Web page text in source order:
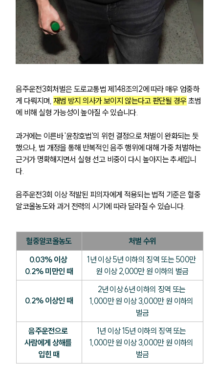
음주운전3회처벌은 도로교통법 제148조의2에 따라 매우 엄중하
게 다뤄지며, 재범 방지 의사가 보이지 않는다고 판단될 경우 초범
에 비해 실형 가능성이 높아질 수 있습니다.
과거에는 이른바 '윤창호법'의 위헌 결정으로 처벌이 완화되는 듯
했으나, 법 개정을 통해 반복적인 음주 행위에 대해 가중 처벌하는
근거가 명확해지면서 실형 선고 비중이 다시 높아지는 추세입니
다.
음주운전3회 이상 적발된 피의자에게 적용되는 법적 기준은 혈중
알코올농도와 과거 전력의 시기에 따라 달라질 수 있습니다.
혈중알코올농도
처벌 수위
0.03% 이상
0.2% 미만인 때
1년 이상 5년 이하의 징역 또는 500만
원 이상 2,000만 원 이하의 벌금
0.2% 이상인 때
2년 이상 6년 이하의 징역 또는
1,000만 원 이상 3,000만 원 이하의
벌금
음주운전으로
사람에게 상해를
입힌 때
1년 이상 15년 이하의 징역 또는
1,000만 원 이상 3,000만 원 이하의
벌금